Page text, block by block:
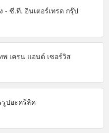
- ซี.ที. อินเตอร์เทรด กรุ๊ป
พ เครน แอนด์ เซอร์วิส
ปอะคริลิค